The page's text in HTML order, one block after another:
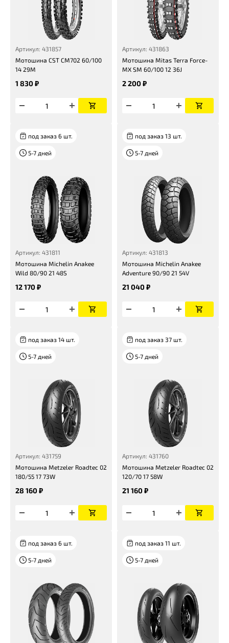
Артикул: 431857
Мотошина CST CM702 60/100
14 29M
1 830 ₽
Артикул: 431863
Мотошина Mitas Terra Force-
MX SM 60/100 12 36J
2 200 ₽
под заказ 6 шт.
5-7 дней
Артикул: 431811
Мотошина Michelin Anakee
Wild 80/90 21 48S
12 170 ₽
под заказ 13 шт.
5-7 дней
Артикул: 431813
Мотошина Michelin Anakee
Adventure 90/90 21 54V
21 040 ₽
под заказ 14 шт.
5-7 дней
Артикул: 431759
Мотошина Metzeler Roadtec 02
180/55 17 73W
28 160 ₽
под заказ 37 шт.
5-7 дней
Артикул: 431760
Мотошина Metzeler Roadtec 02
120/70 17 58W
21 160 ₽
под заказ 6 шт.
5-7 дней
под заказ 11 шт.
5-7 дней